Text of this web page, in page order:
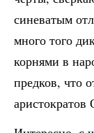
синеватым
много того
корнями в
предков, что
аристократов